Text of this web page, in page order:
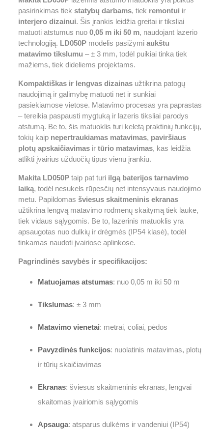
pasirinkimas tiek statybų darbams, tiek remontui ir
interjero dizainui. Šis įrankis leidžia greitai ir tiksliai
matuoti atstumus nuo 0,05 m iki 50 m, naudojant lazerio
technologiją. LD050P modelis pasižymi aukštu
matavimo tikslumu – ± 3 mm, todėl puikiai tinka tiek
mažiems, tiek dideliems projektams.
Kompaktiškas ir lengvas dizainas užtikrina patogų
naudojimą ir galimybę matuoti net ir sunkiai
pasiekiamose vietose. Matavimo procesas yra paprastas
– tereikia paspausti mygtuką ir lazeris tiksliai parodys
atstumą. Be to, šis matuoklis turi keletą praktinių funkcijų,
tokių kaip nepertraukiamas matavimas, paviršiaus
plotų apskaičiavimas ir tūrio matavimas, kas leidžia
atlikti įvairius užduočių tipus vienu įrankiu.
Makita LD050P taip pat turi ilgą baterijos tarnavimo
laiką, todėl nesukels rūpesčių net intensyvaus naudojimo
metu. Papildomas šviesus skaitmeninis ekranas
užtikrina lengvą matavimo rodmenų skaitymą tiek lauke,
tiek vidaus sąlygomis. Be to, lazerinis matuoklis yra
apsaugotas nuo dulkių ir drėgmės (IP54 klasė), todėl
tinkamas naudoti įvairiose aplinkose.
Pagrindinės savybės ir specifikacijos:
Matuojamas atstumas: nuo 0,05 m iki 50 m
Tikslumas: ± 3 mm
Matavimo vienetai: metrai, coliai, pėdos
Pavyzdinės funkcijos: nuolatinis matavimas, plotų
ir tūrių skaičiavimas
Ekranas: šviesus skaitmeninis ekranas, lengvai
skaitomas įvairiomis sąlygomis
Apsauga: atsparus dulkėms ir vandeniui (IP54)